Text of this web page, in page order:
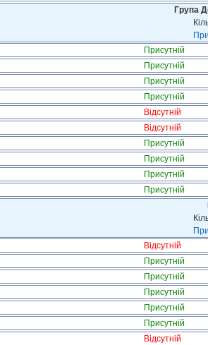
Група
Присутній
Присутній
Присутній
Присутній
Відсутній
Відсутній
Присутній
Присутній
Присутній
Присутній
Відсутній
Присутній
Присутній
Присутній
Присутній
Присутній
Відсутній